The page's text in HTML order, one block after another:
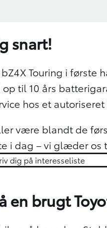
snart!
Touring i første
til 10 års
hos et
være blandt de
i dag – vi glæder os
dig på interesseliste
en brugt